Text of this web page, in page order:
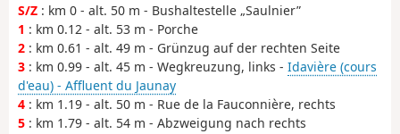
S/Z : km 0 - alt. 50 m - Bushaltestelle „Saulnier”
1 : km 0.12 - alt. 53 m - Porche
2 : km 0.61 - alt. 49 m - Grünzug auf der rechten Seite
3 : km 0.99 - alt. 45 m - Wegkreuzung, links - Idavière (cours
d'eau) - Affluent du Jaunay
4 : km 1.19 - alt. 50 m - Rue de la Fauconnière, rechts
5 : km 1.79 - alt. 54 m - Abzweigung nach rechts